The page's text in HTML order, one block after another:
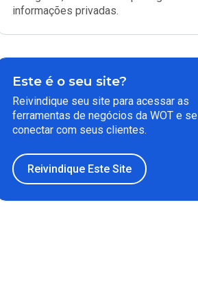
informações privadas.
Este é o seu site?
Reivindique seu site para acessar as
ferramentas de negócios da WOT e se
conectar com seus clientes.
Reivindique Este Site